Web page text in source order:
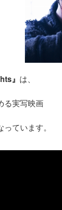
』 は、
る実写映画
ています。